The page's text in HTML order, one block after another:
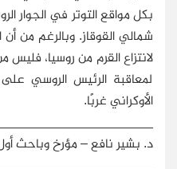
بكل مواقع التوتر في الجوار
شمالي القوقاز. وبالرغم من أن
لانتزاع القرم من روسيا،
لمعاقبة الرئيس الروسي
الأوكراني غربًا.
د. بشير نافع – مؤرخ وباحث